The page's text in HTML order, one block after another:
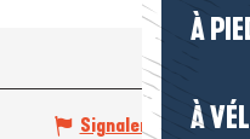
À
À
Signaler une erreur